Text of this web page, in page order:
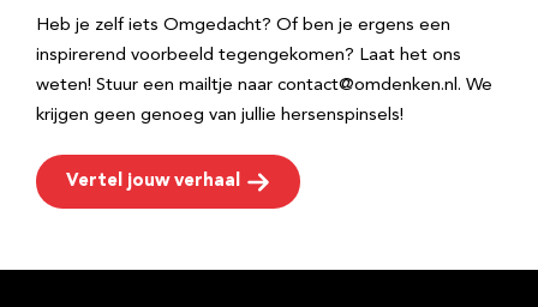
Heb je zelf iets Omgedacht? Of ben je ergens een
inspirerend voorbeeld tegengekomen? Laat het ons
weten! Stuur een mailtje naar contact@omdenken.nl. We
krijgen geen genoeg van jullie hersenspinsels!
Vertel jouw verhaal